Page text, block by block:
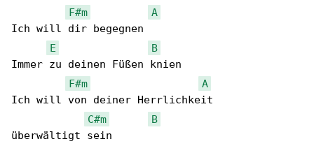
F#m
A
Ich will dir begegnen
E
B
Immer zu deinen Füßen knien
F#m
A
Ich will von deiner Herrlichkeit
C#m
B
überwältigt sein